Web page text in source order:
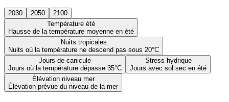
2030 2050
2100
Température été
Hausse de la température moyenne en été
Nuits tropicales
Nuits où la température ne descend pas sous 20°C
Jours de canicule
Jours où la température dépasse 35°C
Stress hydrique
Jours avec sol sec en été
Élévation niveau mer
Élévation prévue du niveau de la mer